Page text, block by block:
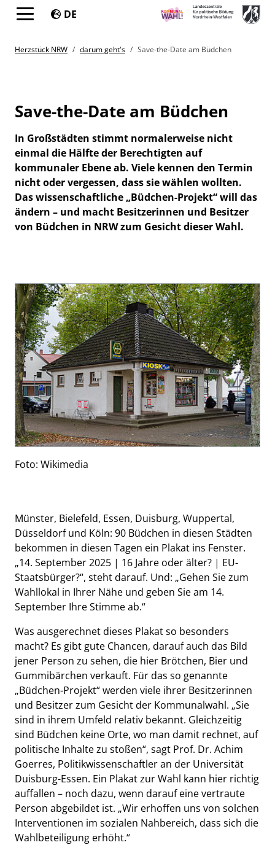
Springe direkt zu:
DE
You are here:
Herzstück NRW darum geht's Save-the-Date am Büdchen
Save-the-Date am Büdchen
In Großstädten stimmt normalerweise nicht
einmal die Hälfte der Berechtigten auf
kommunaler Ebene ab. Viele kennen den Termin
nicht oder vergessen, dass sie wählen wollten.
Das wissenschaftliche „Büdchen-Projekt“ will das
ändern – und macht Besitzerinnen und Besitzer
von Büdchen in NRW zum Gesicht dieser Wahl.
Foto: Wikimedia
Münster, Bielefeld, Essen, Duisburg, Wuppertal,
Düsseldorf und Köln: 90 Büdchen in diesen Städten
bekommen in diesen Tagen ein Plakat ins Fenster.
„14. September 2025 | 16 Jahre oder älter? | EU-
Staatsbürger?“, steht darauf. Und: „Gehen Sie zum
Wahllokal in Ihrer Nähe und geben Sie am 14.
September Ihre Stimme ab.“
Was ausgerechnet dieses Plakat so besonders
macht? Es gibt gute Chancen, darauf auch das Bild
jener Person zu sehen, die hier Brötchen, Bier und
Gummibärchen verkauft. Für das so genannte
„Büdchen-Projekt“ werden viele ihrer Besitzerinnen
und Besitzer zum Gesicht der Kommunalwahl. „Sie
sind in ihrem Umfeld relativ bekannt. Gleichzeitig
sind Büdchen keine Orte, wo man damit rechnet, auf
politische Inhalte zu stoßen“, sagt Prof. Dr. Achim
Goerres, Politikwissenschaftler an der Universität
Duisburg-Essen. Ein Plakat zur Wahl kann hier richtig
auffallen – noch dazu, wenn darauf eine vertraute
Person abgebildet ist. „Wir erhoffen uns von solchen
Interventionen im sozialen Nahbereich, dass sich die
Wahlbeteiligung erhöht.“